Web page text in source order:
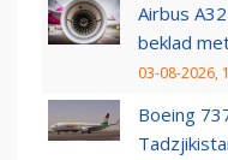
Airbus
beklad
03-08-2026,
Boeing